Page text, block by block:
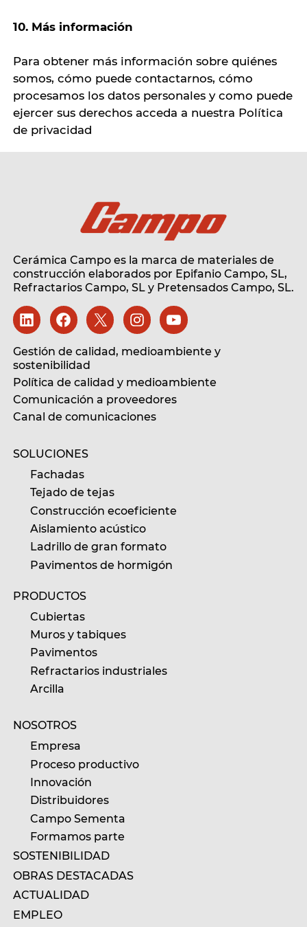
10. Más información
Para obtener más información sobre quiénes
somos, cómo puede contactarnos, cómo
procesamos los datos personales y como puede
ejercer sus derechos acceda a nuestra Política
de privacidad
Cerámica Campo es la marca de materiales de
construcción elaborados por Epifanio Campo, SL,
Refractarios Campo, SLy Pretensados Campo, SL.
Gestión de calidad, medioambiente y
sostenibilidad
Política de calidad y medioambiente
Comunicación a proveedores
Canal de comunicaciones
SOLUCIONES
Fachadas
Tejado de tejas
Construcción ecoeficiente
Aislamiento acústico
Ladrillo de gran formato
Pavimentos de hormigón
PRODUCTOS
Cubiertas
Muros y tabiques
Pavimentos
Refractarios industriales
Arcilla
NOSOTROS
Empresa
Proceso productivo
Innovación
Distribuidores
Campo Sementa
Formamos parte
SOSTENIBILIDAD
OBRAS DESTACADAS
ACTUALIDAD
EMPLEO